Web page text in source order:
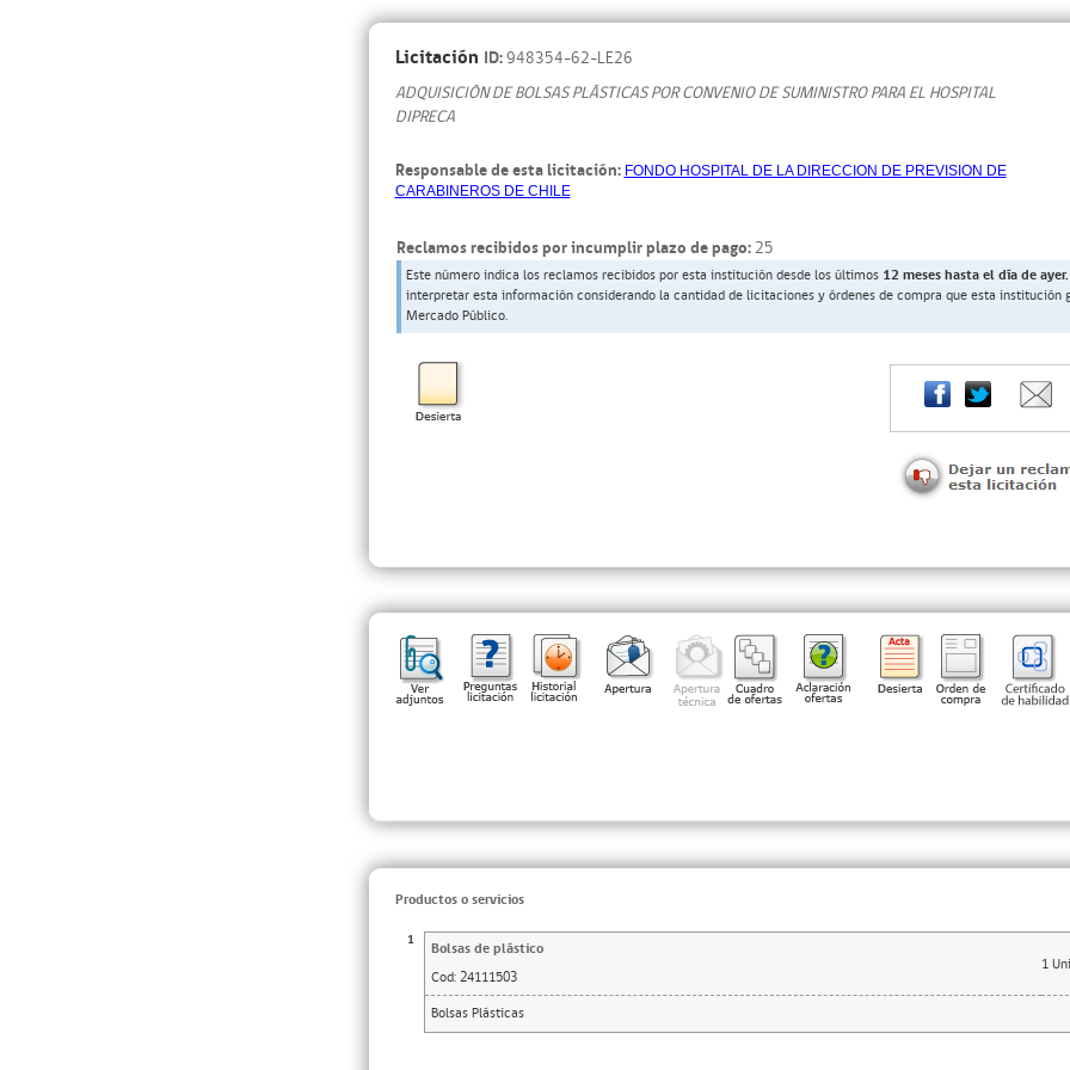
Licitación ID:948354-62-LE26
ADQUISICIÓN DE BOLSAS PLÁSTICAS POR CONVENIO DE SUMINISTRO PARA EL HOSPITAL
DIPRECA
Responsable de esta licitación:FONDO HOSPITAL DE LA DIRECCION DE PREVISION DE
CARABINEROS DE CHILE
Reclamos recibidos por incumplir plazo de pago: 25
Este número indica los reclamos recibidos por esta institución desde los últimos 12 meses hasta el día de ayer.
interpretar esta información considerando la cantidad de licitaciones y órdenes de compra que esta institución
Mercado Público.
Productos o servicios
1 Bolsas de plástico
1
Cod: 24111503
Bolsas Plásticas